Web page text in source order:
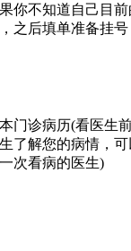
你不知道自己目
之后填单准备挂号
门诊病历(看医
了解您的病情，
次看病的医生)